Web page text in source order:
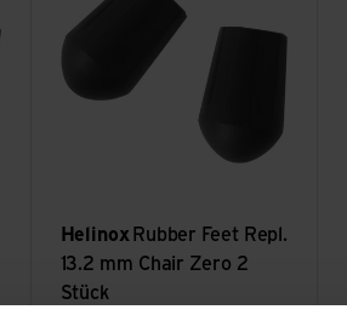
Helinox Rubber Feet Repl.
13.2 mm Chair Zero 2
Stück